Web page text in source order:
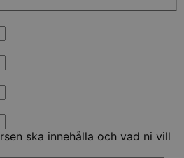
ska innehålla och vad ni vill